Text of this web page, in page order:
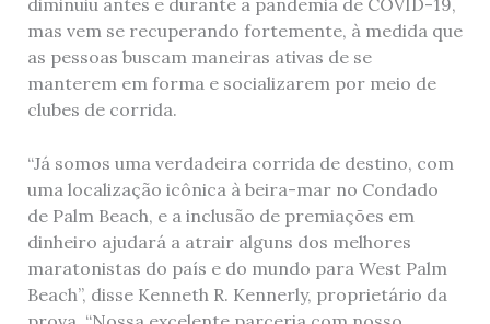
mas vem se recuperando fortemente, à medida que
as pessoas buscam maneiras ativas de se
manterem em forma e socializarem por meio de
clubes de corrida.
“Já somos uma verdadeira corrida de destino, com
uma localização icônica à beira-mar no Condado
de Palm Beach, e a inclusão de premiações em
dinheiro ajudará a atrair alguns dos melhores
maratonistas do país e do mundo para West Palm
Beach”, disse Kenneth R. Kennerly, proprietário da